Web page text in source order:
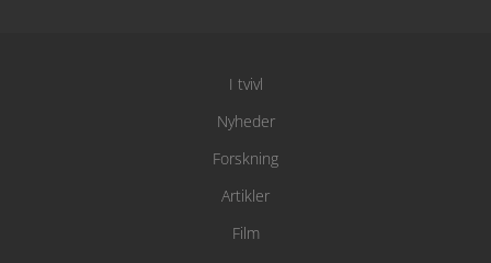
I tvivl
Nyheder
Forskning
Artikler
Film